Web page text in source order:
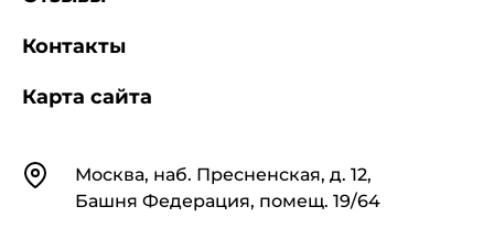
формы строительной документации: акты,
документы для инженерных изысканий и
проектирования зданий и сооружений;
Встроенные калькуляторы, словарь терминов и
навигатор по «регуляторной гильотине» упрощают
КонтактыМосква, наб. Пресненская, д. 12,
Башня Федерация, помещ. 19/64
Контакты
Карта сайта